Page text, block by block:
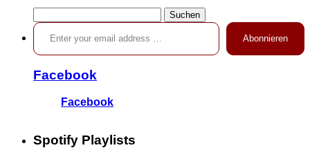
nach:
Enter your email address …
Abonnieren
Facebook
Facebook
Spotify Playlists